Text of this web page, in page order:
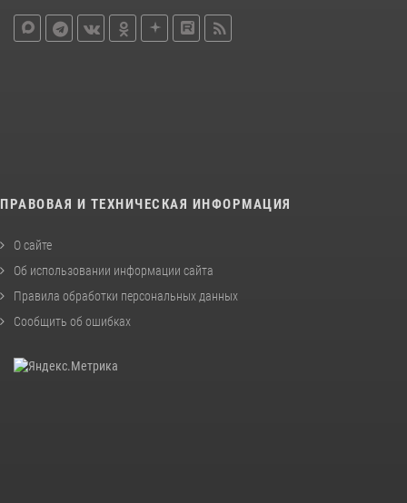
ПРАВОВАЯ И ТЕХНИЧЕСКАЯ ИНФОРМАЦИЯ
О сайте
Об использовании информации сайта
Правила обработки персональных данных
Сообщить об ошибках